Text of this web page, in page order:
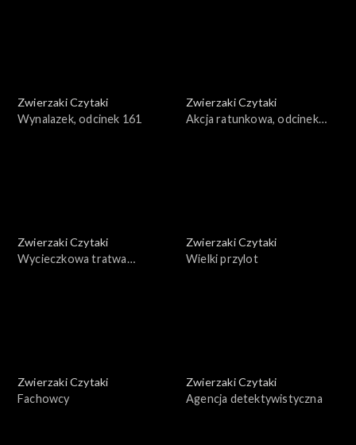
Zwierzaki Czytaki
Wynalazek, odcinek 161
Zwierzaki Czytaki
Akcja ratunkowa, odcinek
Zwierzaki Czytaki
Wycieczkowa tratwa
Zwierzaki Czytaki
Wielki przylot
Zwierzaki Czytaki
Fachowcy
Zwierzaki Czytaki
Agencja detektywistyczna